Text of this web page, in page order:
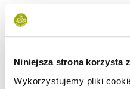
Niniejsza strona korzysta
Wykorzystujemy pliki
przygotowanym sosem.
Do rondelka wrzuć
warzywa: marchewkę,